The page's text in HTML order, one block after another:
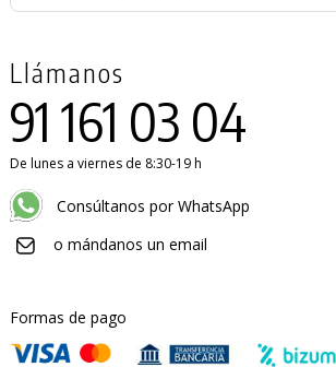
Llámanos
91 161 03 04
De lunes a viernes de 8:30-19 h
Consúltanos por WhatsApp
o mándanos un email
Formas de pago